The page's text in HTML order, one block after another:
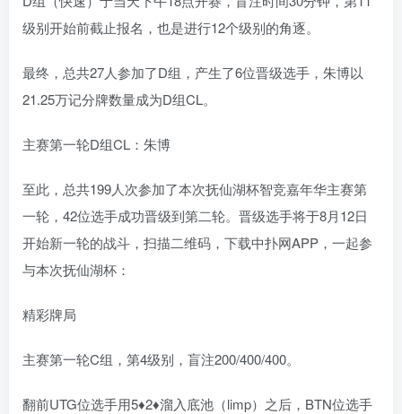
级别开始前截止报名，也是进行12个级别的角逐。
最终，总共27人参加了D组，产生了6位晋级选手，朱博以
21.25万记分牌数量成为D组CL。
主赛第一轮D组CL：朱博
至此，总共199人次参加了本次抚仙湖杯智竞嘉年华主赛第
一轮，42位选手成功晋级到第二轮。晋级选手将于8月12日
开始新一轮的战斗，扫描二维码，下载中扑网APP，一起参
与本次抚仙湖杯：
精彩牌局
主赛第一轮C组，第4级别，盲注200/400/400。
翻前UTG位选手用5♦️2♦️溜入底池（limp）之后，BTN位选手